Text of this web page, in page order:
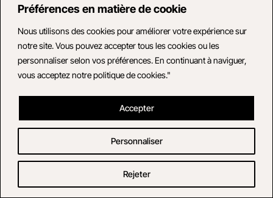
Préférences en matière de cookie
Nous utilisons des cookies pour améliorer votre expérience sur
notre site. Vous pouvez accepter tous les cookies ou les
personnaliser selon vos préférences. En continuant à naviguer,
vous acceptez notre politique de cookies."
Personnaliser
Rejeter
Accepter